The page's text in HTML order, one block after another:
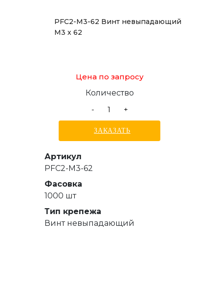
PFC2-M3-62 Винт невыпадающий
М3 х 62
Цена по запросу
Количество
-
+
ЗАКАЗАТЬ
Артикул
PFC2-M3-62
Фасовка
1000 шт
Тип крепежа
Винт невыпадающий